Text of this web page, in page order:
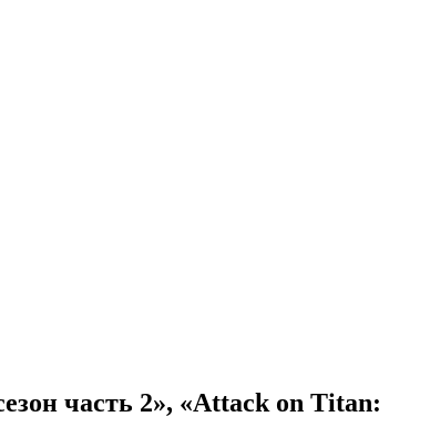
часть 2», «Attack on Titan: